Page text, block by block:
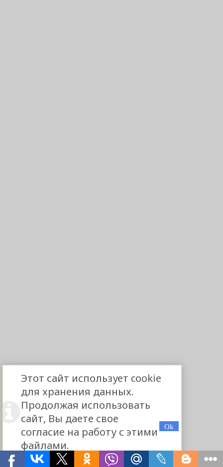
Этот сайт использует cookie
для хранения данных.
Продолжая использовать
сайт, Вы даете свое
согласие на работу с этими
файлами.